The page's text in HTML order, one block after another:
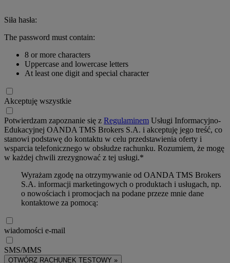
Siła hasła:
The password must contain:
8 or more characters
Uppercase and lowercase letters
At least one digit and special character
Akceptuję wszystkie
Potwierdzam zapoznanie się z Regulaminem Usługi Informacyjno-
Edukacyjnej OANDA TMS Brokers S.A. i akceptuję jego treść, co
stanowi podstawę do kontaktu w celu przedstawienia oferty i
wsparcia telefonicznego w obsłudze rachunku. Rozumiem, że mogę
w każdej chwili zrezygnować z tej usługi.*
Wyrażam zgodę na otrzymywanie od OANDA TMS Brokers
S.A. informacji marketingowych o produktach i usługach, np.
o nowościach i promocjach na podane przeze mnie dane
kontaktowe za pomocą:
wiadomości e-mail
SMS/MMS
OTWÓRZ RACHUNEK TESTOWY »